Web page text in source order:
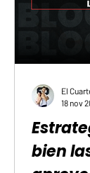
ayudan a
bien
El
18 nov